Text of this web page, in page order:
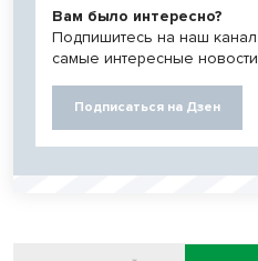
Вам было интересно?
Подпишитесь на наш
самые интересные
Подписаться на Дзен